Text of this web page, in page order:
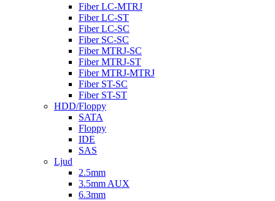
Fiber LC-MTRJ
Fiber LC-ST
Fiber LC-SC
Fiber SC-SC
Fiber MTRJ-SC
Fiber MTRJ-ST
Fiber MTRJ-MTRJ
Fiber ST-SC
Fiber ST-ST
HDD/Floppy
SATA
Floppy
IDE
SAS
Ljud
2.5mm
3.5mm AUX
6.3mm